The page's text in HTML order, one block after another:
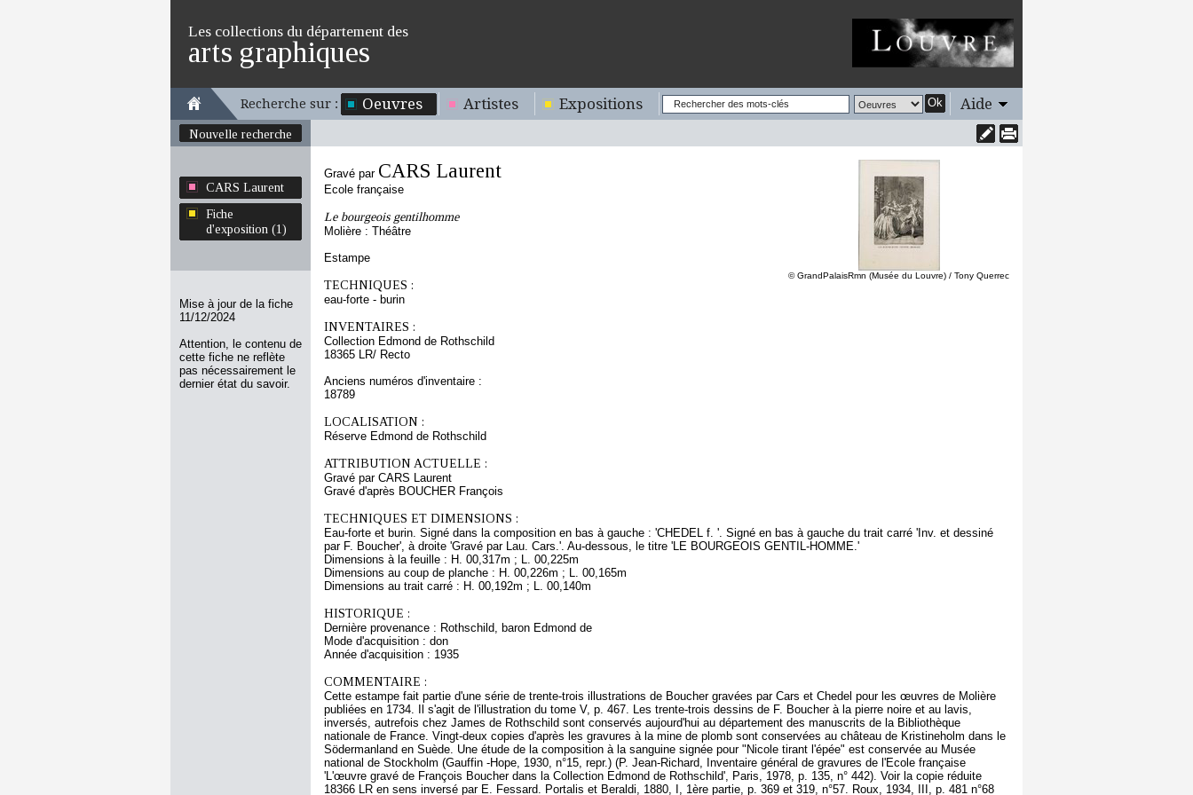
Les collections du département des
arts graphiques
Recherche sur : Oeuvres Artistes Expositions Ok Aide
Nouvelle recherche
CARS Laurent
Fiche
d'exposition (1)
Mise à jour de la fiche
11/12/2024
Attention, le contenu de
cette fiche ne reflète
pas nécessairement le
dernier état du savoir.
© GrandPalaisRmn (Musée du Louvre) / Tony Querrec
Gravé par CARS Laurent
Ecole française
Le bourgeois gentilhomme
Molière : Théâtre
Estampe
TECHNIQUES :
eau-forte - burin
INVENTAIRES :
Collection Edmond de Rothschild
18365 LR/ Recto
Anciens numéros d'inventaire :
18789
LOCALISATION :
Réserve Edmond de Rothschild
ATTRIBUTION ACTUELLE :
Gravé par CARS Laurent
Gravé d'après BOUCHER François
TECHNIQUES ET DIMENSIONS :
Eau-forte et burin. Signé dans la composition en bas à gauche : 'CHEDEL f. '. Signé en bas à gauche du trait carré 'Inv. et dessiné
par F. Boucher', à droite 'Gravé par Lau. Cars.'. Au-dessous, le titre 'LE BOURGEOIS GENTIL-HOMME.'
Dimensions à la feuille : H. 00,317m ; L. 00,225m
Dimensions au coup de planche : H. 00,226m ; L. 00,165m
Dimensions au trait carré : H. 00,192m ; L. 00,140m
HISTORIQUE :
Dernière provenance : Rothschild, baron Edmond de
Mode d'acquisition : don
Année d'acquisition : 1935
COMMENTAIRE :
Cette estampe fait partie d'une série de trente-trois illustrations de Boucher gravées par Cars et Chedel pour les œuvres de Molière
publiées en 1734. Il s'agit de l'illustration du tome V, p. 467. Les trente-trois dessins de F. Boucher à la pierre noire et au lavis,
inversés, autrefois chez James de Rothschild sont conservés aujourd'hui au département des manuscrits de la Bibliothèque
nationale de France. Vingt-deux copies d'après les gravures à la mine de plomb sont conservées au château de Kristineholm dans le
Södermanland en Suède. Une étude de la composition à la sanguine signée pour "Nicole tirant l'épée" est conservée au Musée
national de Stockholm (Gauffin -Hope, 1930, n°15, repr.) (P. Jean-Richard, Inventaire général de gravures de l'Ecole française
'L'œuvre gravé de François Boucher dans la Collection Edmond de Rothschild', Paris, 1978, p. 135, n° 442). Voir la copie réduite
18366 LR en sens inversé par E. Fessard. Portalis et Beraldi, 1880, I, 1ère partie, p. 369 et 319, n°57. Roux, 1934, III, p. 481 n°68